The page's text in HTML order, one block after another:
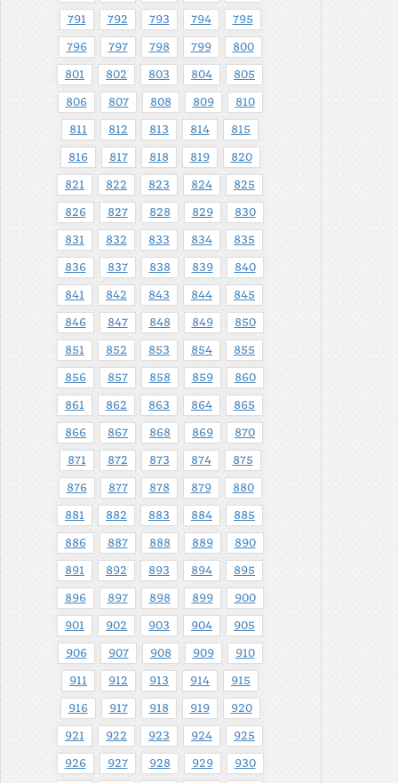
791 792 793 794 795
796 797 798 799 800
801 802 803 804 805
806 807 808 809 810
811 812 813 814 815
816 817 818 819 820
821 822 823 824 825
826 827 828 829 830
831 832 833 834 835
836 837 838 839 840
841 842 843 844 845
846 847 848 849 850
851 852 853 854 855
856 857 858 859 860
861 862 863 864 865
866 867 868 869 870
871 872 873 874 875
876 877 878 879 880
881 882 883 884 885
886 887 888 889 890
891 892 893 894 895
896 897 898 899 900
901 902 903 904 905
906 907 908 909 910
911 912 913 914 915
916 917 918 919 920
921 922 923 924 925
926 927 928 929 930